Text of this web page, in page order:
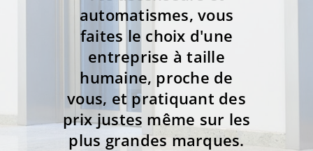
automatismes, vous
faites le choix d'une
entreprise à taille
humaine, proche de
vous, et pratiquant des
prix justes même sur les
plus grandes marques.